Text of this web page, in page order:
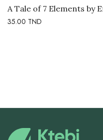
A Tale of 7 Elements by
35.00 TND